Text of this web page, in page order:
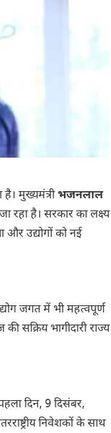
मुख्यमंत्रीभजनलाल
रहा है। सरकार का लक्ष्य
और उद्योगों को नई
जगत में भी महत्वपूर्ण
सक्रिय भागीदारी राज्य
दिन, 9 दिसंबर,
निवेशकों के साथ